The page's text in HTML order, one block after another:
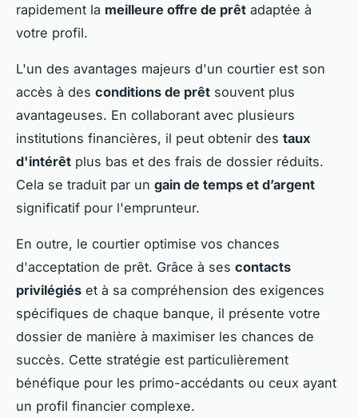
rapidement la meilleure offre de prêt adaptée à
votre profil.
L'un des avantages majeurs d'un courtier est son
accès à des conditions de prêt souvent plus
avantageuses. En collaborant avec plusieurs
institutions financières, il peut obtenir des taux
d'intérêt plus bas et des frais de dossier réduits.
Cela se traduit par un gain de temps et d’argent
significatif pour l'emprunteur.
En outre, le courtier optimise vos chances
d'acceptation de prêt. Grâce à ses contacts
privilégiés et à sa compréhension des exigences
spécifiques de chaque banque, il présente votre
dossier de manière à maximiser les chances de
succès. Cette stratégie est particulièrement
bénéfique pour les primo-accédants ou ceux ayant
un profil financier complexe.